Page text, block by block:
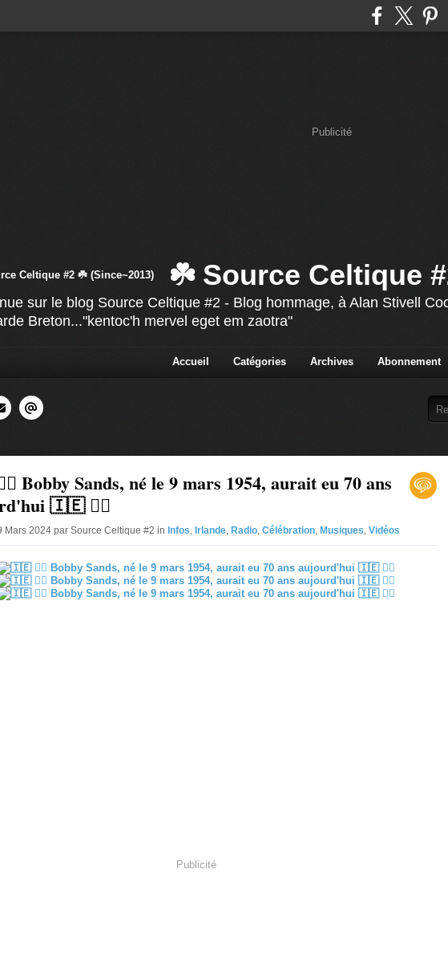
Publicité
☘️ Source Celtique
sur le blog Source Celtique #2 - Blog hommage, à Alan Stivell
Breton..."kentoc'h mervel eget em zaotra"
Accueil Catégories Archives Abonnement
Bobby Sands, né le 9 mars 1954, aurait eu 70 ans
🇮🇪 ✊🏽
Mars 2024 par Source Celtique #2 in Infos, Irlande, Radio, Célébration, Musiques, Vidéos
Publicité